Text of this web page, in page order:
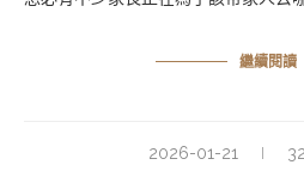
繼續閱讀
2026-01-21